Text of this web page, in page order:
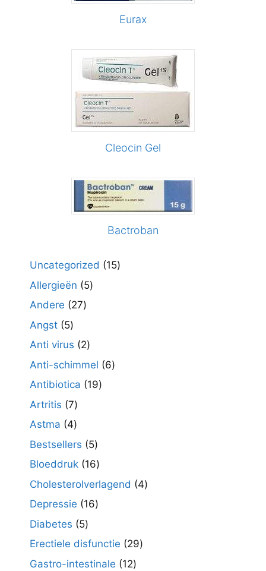
Eurax
Cleocin Gel
Bactroban
Uncategorized 1515
Allergieën 55
Andere 2727
Angst 55
producten
Anti virus 22
producten
Anti-schimmel 66
Antibiotica 1919
Artritis 77
producten
Astma 44
producten
Bestsellers 55
producten
Bloeddruk 1616
producten
Cholesterolverlagend 44
Depressie 1616
Diabetes 55
producten
Erectiele disfunctie 2929
Gastro-intestinale 1212